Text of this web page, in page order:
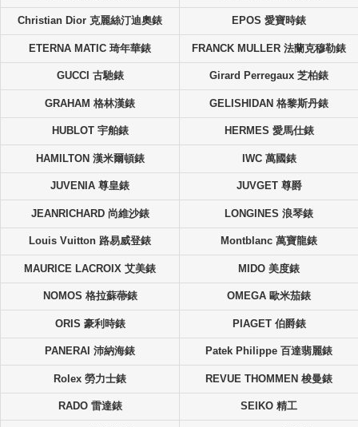
Christian Dior 克麗絲汀迪奧錶 EPOS 愛寶時錶
ETERNA MATIC 琦年華錶 FRANCK MULLER 法蘭克穆勒錶
GUCCI 古馳錶 Girard Perregaux 芝柏錶
GRAHAM 格林漢錶 GELISHIDAN 格黎斯丹錶
HUBLOT 宇舶錶 HERMES 愛馬仕錶
HAMILTON 漢米爾頓錶 IWC 萬國錶
JUVENIA 尊皇錶 JUVGET 尊爵
JEANRICHARD 尚維沙錶 LONGINES 浪琴錶
Louis Vuitton 路易威登錶 Montblanc 萬寶龍錶
MAURICE LACROIX 艾美錶 MIDO 美度錶
NOMOS 格拉蘇蔕錶 OMEGA 歐米茄錶
ORIS 豪利時錶 PIAGET 伯爵錶
PANERAI 沛納海錶 Patek Philippe 百達翡麗錶
Rolex 勞力士錶 REVUE THOMMEN 梭曼錶
RADO 雷達錶 SEIKO 精工